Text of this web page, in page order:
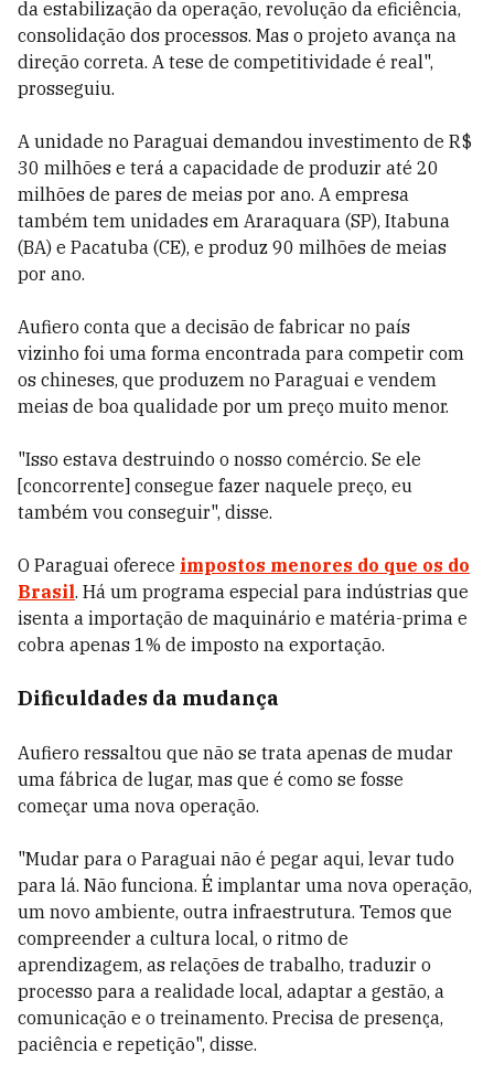
da estabilização da operação, revolução da eficiência,
consolidação dos processos. Mas o projeto avança na
direção correta. A tese de competitividade é real",
prosseguiu.
A unidade no Paraguai demandou investimento de R$
30 milhões e terá a capacidade de produzir até 20
milhões de pares de meias por ano. A empresa
também tem unidades em Araraquara (SP), Itabuna
(BA) e Pacatuba (CE), e produz 90 milhões de meias
por ano.
Aufiero conta que a decisão de fabricar no país
vizinho foi uma forma encontrada para competir com
os chineses, que produzem no Paraguai e vendem
meias de boa qualidade por um preço muito menor.
"Isso estava destruindo o nosso comércio. Se ele
[concorrente] consegue fazer naquele preço, eu
também vou conseguir", disse.
O Paraguai oferece impostos menores do que os do
Brasil. Há um programa especial para indústrias que
isenta a importação de maquinário e matéria-prima e
cobra apenas 1% de imposto na exportação.
Dificuldades da mudança
Aufiero ressaltou que não se trata apenas de mudar
uma fábrica de lugar, mas que é como se fosse
começar uma nova operação.
"Mudar para o Paraguai não é pegar aqui, levar tudo
para lá. Não funciona. É implantar uma nova operação,
um novo ambiente, outra infraestrutura. Temos que
compreender a cultura local, o ritmo de
aprendizagem, as relações de trabalho, traduzir o
processo para a realidade local, adaptar a gestão, a
comunicação e o treinamento. Precisa de presença,
paciência e repetição", disse.